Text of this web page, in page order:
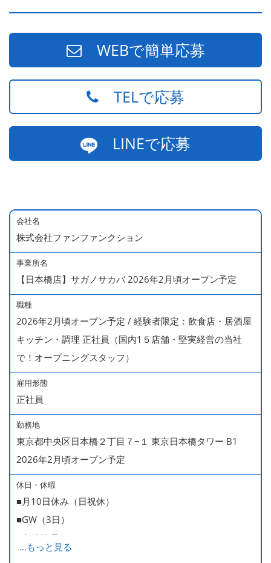
WEBで簡単応募
TELで応募
LINEで応募
会社名
株式会社ファンファンクション
事業所名
【日本橋店】サガノサカバ 2026年2月頃オープン予定
職種
2026年2月頃オープン予定 / 経験者限定：飲食店・居酒屋
キッチン・調理 正社員（国内1５店舗・堅実経営の当社
で！オープニングスタッフ）
雇用形態
正社員
勤務地
東京都中央区日本橋２丁目７−１ 東京日本橋タワー B1
2026年2月頃オープン予定
休日・休暇
■月10日休み（日祝休）
■GW（3日）
■有給休暇
■慶弔休暇
...もっと見る